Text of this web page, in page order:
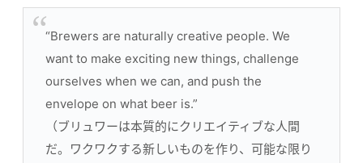
“Brewers are naturally creative people. We
want to make exciting new things, challenge
ourselves when we can, and push the
envelope on what beer is.”
（ブリュワーは本質的にクリエイティブな人間
だ。ワクワクする新しいものを作り、可能な限り